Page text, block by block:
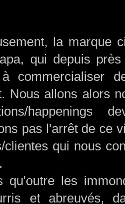
la marque
qui depuis
à commercialiser
Nous allons alors
pas l'arrêt de ce
clientes qui nous
qu'outre les
et abreuvés,